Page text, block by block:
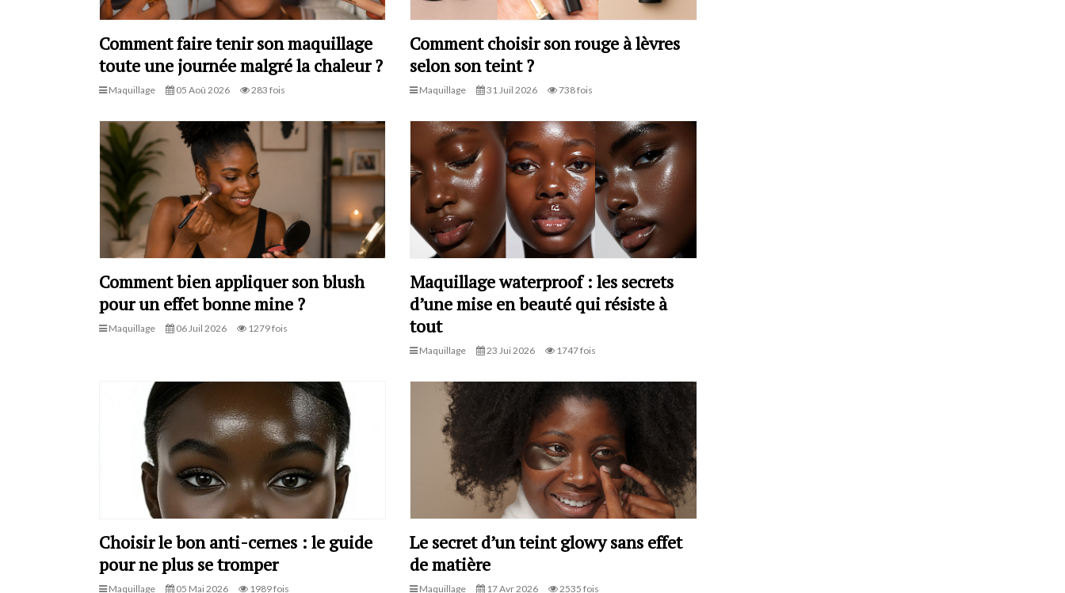
Comment faire tenir son maquillage
toute une journée malgré la chaleur ?
Maquillage 05 Aoû 2026 283 fois
Comment choisir son rouge à lèvres
selon son teint ?
Maquillage 31 Juil 2026 738 fois
Comment bien appliquer son blush
pour un effet bonne mine ?
Maquillage 06 Juil 2026 1279 fois
Maquillage waterproof : les secrets
d’une mise en beauté qui résiste à
tout
Maquillage 23 Jui 2026 1747 fois
Choisir le bon anti-cernes : le guide
pour ne plus se tromper
Maquillage 05 Mai 2026 1989 fois
Le secret d’un teint glowy sans effet
de matière
Maquillage 17 Avr 2026 2535 fois